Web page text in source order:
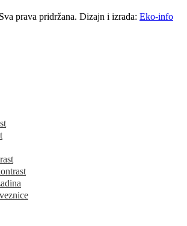
prava pridržana. Dizajn i izrada: Eko-info